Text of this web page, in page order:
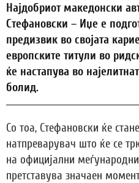
Најдобриот македонски
Стефановски – Иџе е
предизвик во својата
европските титули во
ќе настапува во
болид.
Со тоа, Стефановски ќе
натпреварувач што ќе се
на официјални
претставува значаен